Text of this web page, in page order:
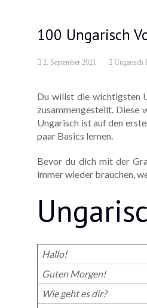
100 Ungarisch
2. September 2021 Ungarisch
Du willst die wichtigsten
zusammengestellt. Diese
Ungarisch ist auf den
paar Basics lernen.
Bevor du dich mit der
immer wieder brauchen,
Hallo!
Guten Morgen!
Wie geht es dir?